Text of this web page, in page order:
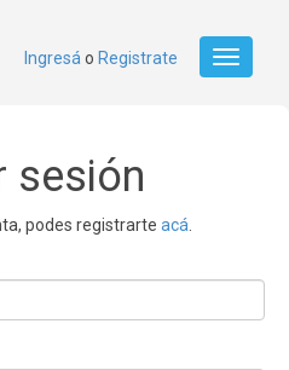
Toggle
Ingresá o Registrate
sesión
podes registrarte acá